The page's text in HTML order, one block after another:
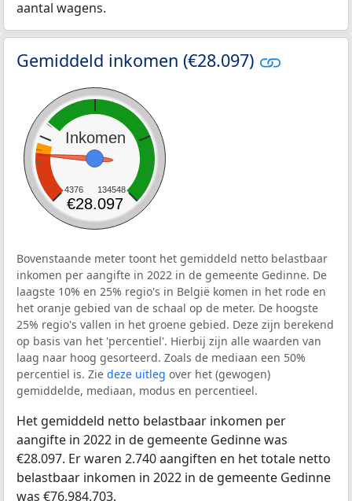
aantal wagens.
Gemiddeld inkomen (€28.097)
Inkomen
4376 134548
€28.097
Bovenstaande meter toont het gemiddeld netto belastbaar
inkomen per aangifte in 2022 in de gemeente Gedinne. De
laagste 10% en 25% regio's in België komen in het rode en
het oranje gebied van de schaal op de meter. De hoogste
25% regio's vallen in het groene gebied. Deze zijn berekend
op basis van het 'percentiel'. Hierbij zijn alle waarden van
laag naar hoog gesorteerd. Zoals de mediaan een 50%
percentiel is. Zie deze uitleg over het (gewogen)
gemiddelde, mediaan, modus en percentieel.
Het gemiddeld netto belastbaar inkomen per
aangifte in 2022 in de gemeente Gedinne was
€28.097. Er waren 2.740 aangiften en het totale netto
belastbaar inkomen in 2022 in de gemeente Gedinne
was €76.984.703.